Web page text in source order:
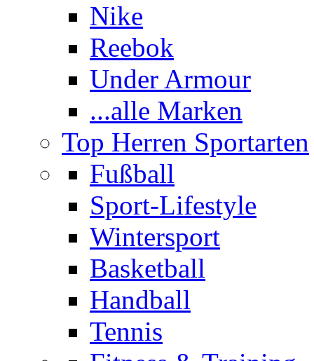
Nike
Reebok
Under Armour
...alle Marken
Top Herren Sportarten
Fußball
Sport-Lifestyle
Wintersport
Basketball
Handball
Tennis